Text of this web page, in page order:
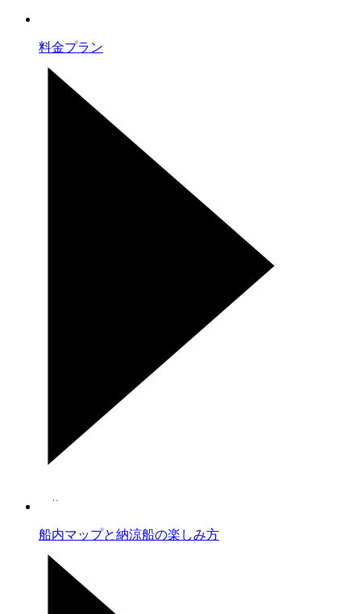
料金プラン
船内マップと納涼船の楽しみ方